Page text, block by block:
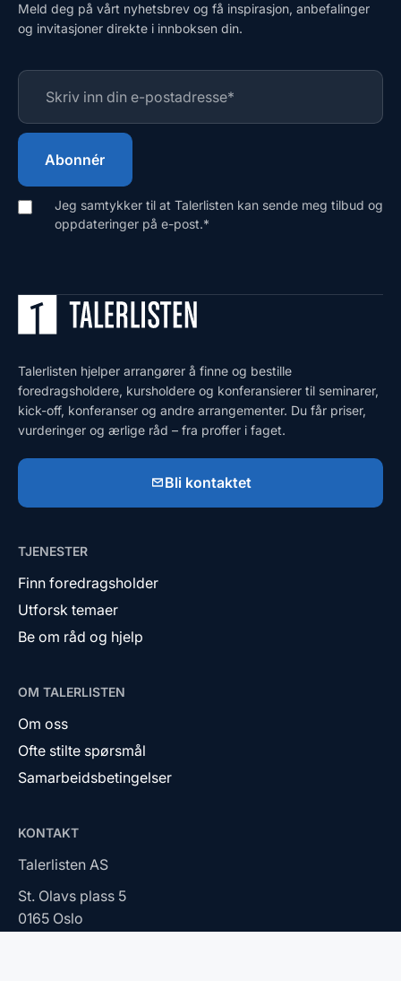
Meld deg på vårt nyhetsbrev og få inspirasjon, anbefalinger
og invitasjoner direkte i innboksen din.
Jeg samtykker til at Talerlisten kan sende meg tilbud og
oppdateringer på e-post.*
Talerlisten hjelper arrangører å finne og bestille
foredragsholdere, kursholdere og konferansierer til seminarer,
kick-off, konferanser og andre arrangementer. Du får priser,
vurderinger og ærlige råd – fra proffer i faget.
Bli kontaktet
TJENESTER
Finn foredragsholder
Utforsk temaer
Be om råd og hjelp
OM TALERLISTEN
Om oss
Ofte stilte spørsmål
Samarbeidsbetingelser
KONTAKT
Talerlisten AS
St. Olavs plass 5
0165 Oslo